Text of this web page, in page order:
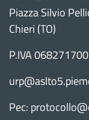
Piazza Silvio
Chieri (TO)
P.IVA
Pec: